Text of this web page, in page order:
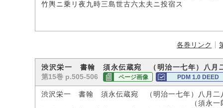
竹輿ニ乗リ夜九時三島世古六太夫ニ投宿ス
各巻リンク
渋沢栄一 書翰 須永伝蔵宛 （明治一七年）八月
第15巻 p.505-506 ページ画像 PDM 1.0 DEED
渋沢栄一 書翰 須永伝蔵宛 （明治一七年）八月二
（須永一郎氏所